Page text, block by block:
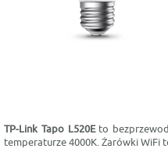
TP-Link Tapo L520Eto
temperaturze 4000K. Żarówki WiFi